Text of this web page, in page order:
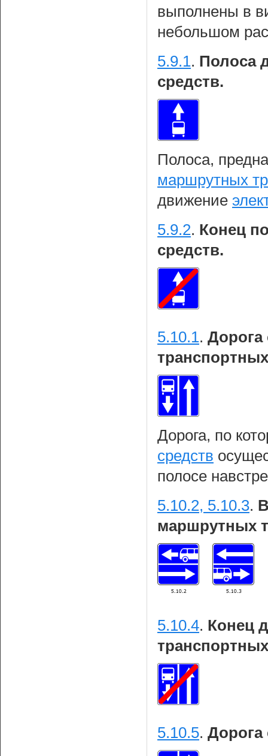
выполнены в
небольшом
5.9.1. Полоса
средств.
Полоса,
маршрутных
движение
5.9.2. Конец
средств.
5.10.1.
Дорога, по
средств
полосе
5.10.2, 5.10.3.
маршрутных
5.10.4. Конец
5.10.5. Дорога